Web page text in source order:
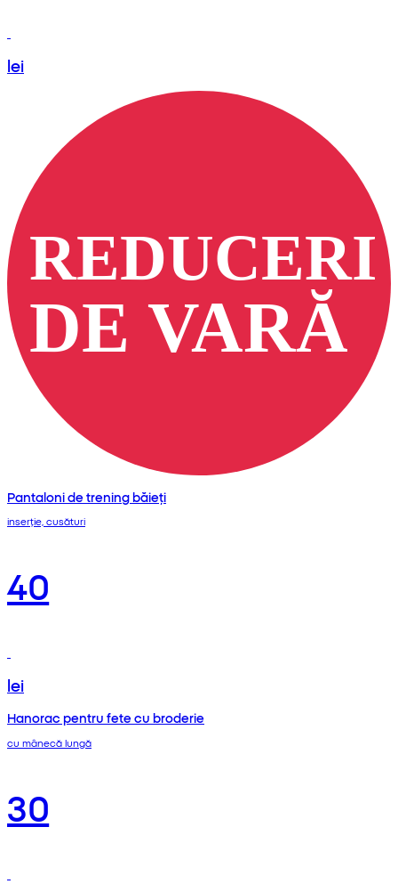
lei
Pantaloni de trening băieți
inserție, cusături
40
lei
Hanorac pentru fete cu broderie
cu mânecă lungă
30